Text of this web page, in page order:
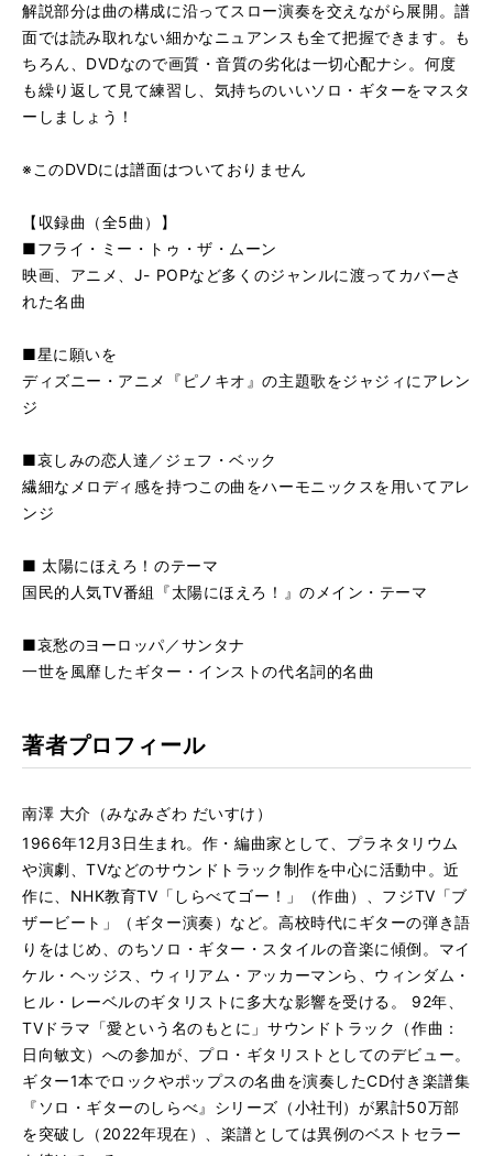
解説部分は曲の構成に沿ってスロー演奏を交えながら展開。譜
面では読み取れない細かなニュアンスも全て把握できます。も
ちろん、DVDなので画質・音質の劣化は一切心配ナシ。何度
も繰り返して見て練習し、気持ちのいいソロ・ギターをマスタ
ーしましょう！
※このDVDには譜面はついておりません
【収録曲（全5曲）】
■フライ・ミー・トゥ・ザ・ムーン
映画、アニメ、J- POPなど多くのジャンルに渡ってカバーさ
れた名曲
■星に願いを
ディズニー・アニメ『ピノキオ』の主題歌をジャジィにアレン
ジ
■哀しみの恋人達／ジェフ・ベック
繊細なメロディ感を持つこの曲をハーモニックスを用いてアレ
ンジ
■ 太陽にほえろ！のテーマ
国民的人気TV番組『太陽にほえろ！』のメイン・テーマ
■哀愁のヨーロッパ／サンタナ
一世を風靡したギター・インストの代名詞的名曲
著者プロフィール
南澤 大介（みなみざわ だいすけ）
1966年12月3日生まれ。作・編曲家として、プラネタリウム
や演劇、TVなどのサウンドトラック制作を中心に活動中。近
作に、NHK教育TV「しらべてゴー！」（作曲）、フジTV「ブ
ザービート」（ギター演奏）など。高校時代にギターの弾き語
りをはじめ、のちソロ・ギター・スタイルの音楽に傾倒。マイ
ケル・ヘッジス、ウィリアム・アッカーマンら、ウィンダム・
ヒル・レーベルのギタリストに多大な影響を受ける。 92年、
TVドラマ「愛という名のもとに」サウンドトラック（作曲：
日向敏文）への参加が、プロ・ギタリストとしてのデビュー。
ギター1本でロックやポップスの名曲を演奏したCD付き楽譜集
『ソロ・ギターのしらべ』シリーズ（小社刊）が累計50万部
を突破し（2022年現在）、楽譜としては異例のベストセラー